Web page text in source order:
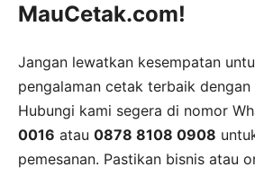
MauCetak.com!
Jangan lewatkan kesempatan
pengalaman cetak terbaik dengan
Hubungi kami segera di nomor
0016 atau 0878 8108 0908
pemesanan. Pastikan bisnis atau